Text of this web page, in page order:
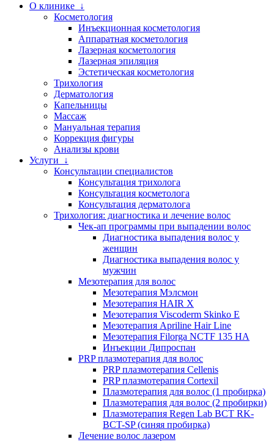
О клинике ↓
Косметология
Инъекционная косметология
Аппаратная косметология
Лазерная косметология
Лазерная эпиляция
Эстетическая косметология
Трихология
Дерматология
Капельницы
Массаж
Мануальная терапия
Коррекция фигуры
Анализы крови
Услуги ↓
Консультации специалистов
Консультация трихолога
Консультация косметолога
Консультация дерматолога
Трихология: диагностика и лечение волос
Чек-ап программы при выпадении волос
Диагностика выпадения волос у
женщин
Диагностика выпадения волос у
мужчин
Мезотерапия для волос
Мезотерапия Мэлсмон
Мезотерапия HAIR X
Мезотерапия Viscoderm Skinko E
Мезотерапия Apriline Hair Line
Мезотерапия Filorga NCTF 135 HA
Инъекции Дипроспан
PRP плазмотерапия для волос
PRP плазмотерапия Cellenis
PRP плазмотерапия Cortexil
Плазмотерапия для волос (1 пробирка)
Плазмотерапия для волос (2 пробирки)
Плазмотерапия Regen Lab BCT RK-
BCT-SP (синяя пробирка)
Лечение волос лазером